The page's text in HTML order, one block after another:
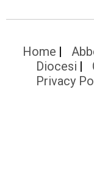
Home
Diocesi
Privacy